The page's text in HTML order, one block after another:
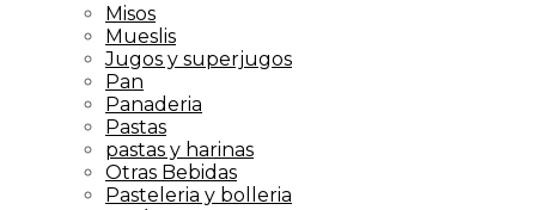
Misos
Mueslis
Jugos y superjugos
Pan
Panaderia
Pastas
pastas y harinas
Otras Bebidas
Pasteleria y bolleria